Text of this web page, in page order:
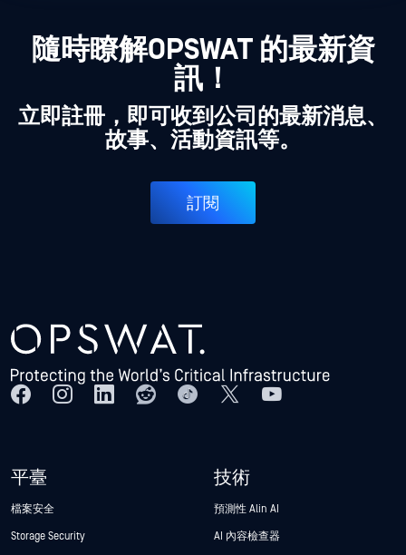
隨時瞭解OPSWAT 的最新資
訊！
立即註冊，即可收到公司的最新消息、
故事、活動資訊等。
訂閱
平臺
檔案安全
Storage Security
技術
預測性 Alin AI
AI 內容檢查器